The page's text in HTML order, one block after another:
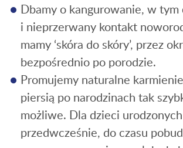
Dbamy o kangurowanie, w tym
i nieprzerwany kontakt
mamy ‘skóra do skóry’, przez
bezpośrednio po porodzie.
Promujemy naturalne
piersią po narodzinach tak
możliwe. Dla dzieci urodzonych
przedwcześnie, do czasu